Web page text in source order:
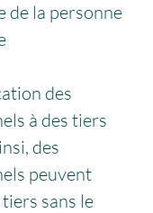
de la personne
des
à des tiers
des
peuvent
sans le